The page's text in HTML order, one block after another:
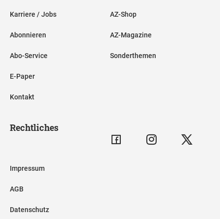
Karriere / Jobs
Abonnieren
Abo-Service
E-Paper
Kontakt
AZ-Shop
AZ-Magazine
Sonderthemen
Rechtliches
Impressum
AGB
Datenschutz